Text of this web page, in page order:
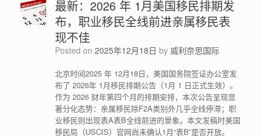
最新：2026 年 1月美国移民排期发
布，职业移民全线前进亲属移民表
现不佳
Posted on 2025年12月18日 by 威利奈思国际
北京时间2025 年 12月18日，美国国务院签证办公室发
布了 2026年 1月移民排期公告（1月 1 日正式生效）。
作为 2026 财年第四个月的排期安排，本次公告呈现显
著分化态势：亲属移民除F2A类别外几乎全线停滞；职
业移民则出现表A表B全线前进的景象。本文发稿时美国
移民局（USCIS）官网尚未确认1月“表B”是否开放。